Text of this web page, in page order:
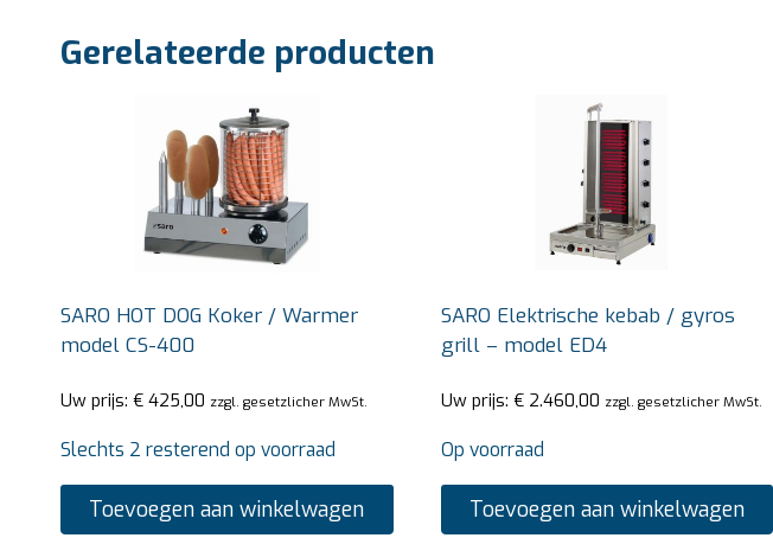
Gerelateerde producten
SARO HOT DOG Koker / Warmer
model CS-400
Uw prijs: € 425,00 zzgl. gesetzlicher MwSt.
Slechts 2 resterend op voorraad
Toevoegen aan winkelwagen
SARO Elektrische kebab / gyros
grill – model ED4
Uw prijs: €2.460,00 zzgl. gesetzlicher MwSt.
Op voorraad
Toevoegen aan winkelwagen